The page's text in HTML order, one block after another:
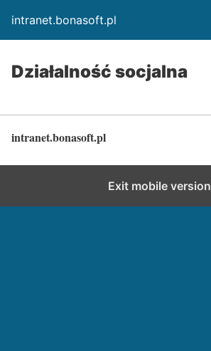
intranet.bonasoft.pl
Działalność socjalna
intranet.bonasoft.pl
Exit mobile version